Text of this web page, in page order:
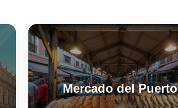
Mercado del Puerto